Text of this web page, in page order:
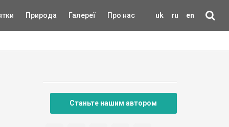
uk ru en
Природа Галереї Про нас
Станьте нашим автором